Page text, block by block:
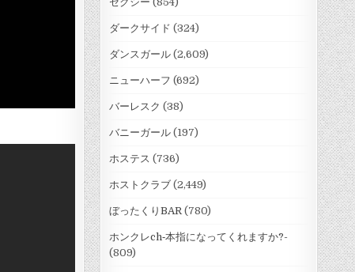
ダークサイド (324)
ダンスガール(2,609)
ニューハーフ (692)
バーレスク (38)
バニーガール(197)
ホステス (736)
ホストクラブ(2,449)
ぼったくりBAR(780)
ホンクレch‐本指になってくれますか?-
(809)